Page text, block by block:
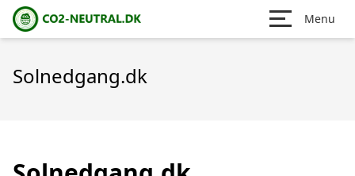
Menu
Solnedgang.dk